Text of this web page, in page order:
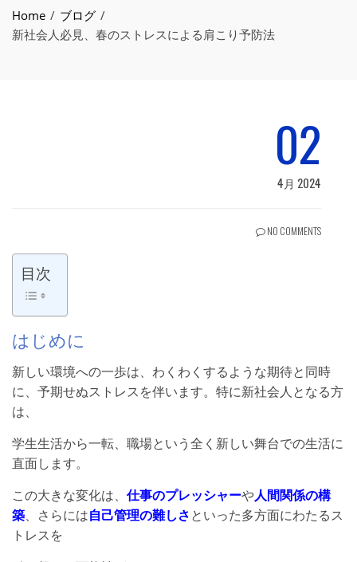
Home
ブログ
新社会人必見、春のストレスによる肩こり予防法
02
4月 2024
NO COMMENTS
目次
はじめに
新しい環境への一歩は、わくわくするような期待と同時
に、予期せぬストレスを伴います。特に新社会人となる方
は、
学生生活から一転、職場という全く新しい舞台での生活に
直面します。
この大きな変化は、 仕事のプレッシャーや人間関係の構
築、さらには自己管理の難しさといった多方面にわたるス
トレスを